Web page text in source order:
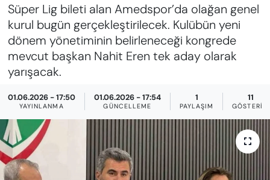
Süper Lig bileti alan Amedspor’da olağan genel
kurul bugün gerçekleştirilecek. Kulübün yeni
dönem yönetiminin belirleneceği kongrede
mevcut başkan Nahit Eren tek aday olarak
yarışacak.
01.06.2026 - 17:50
YAYINLANMA
01.06.2026 - 17:54
GÜNCELLEME
1
PAYLAŞIM
11
GÖSTERIM
FAYDALI BİLGİLER
GÜNDEM
SAĞLIK
SPOR
Süper Lig Puan Durumu ve Fikstür
Tüm Manşetler
Son Dakika Haberleri
Haber Arşivi